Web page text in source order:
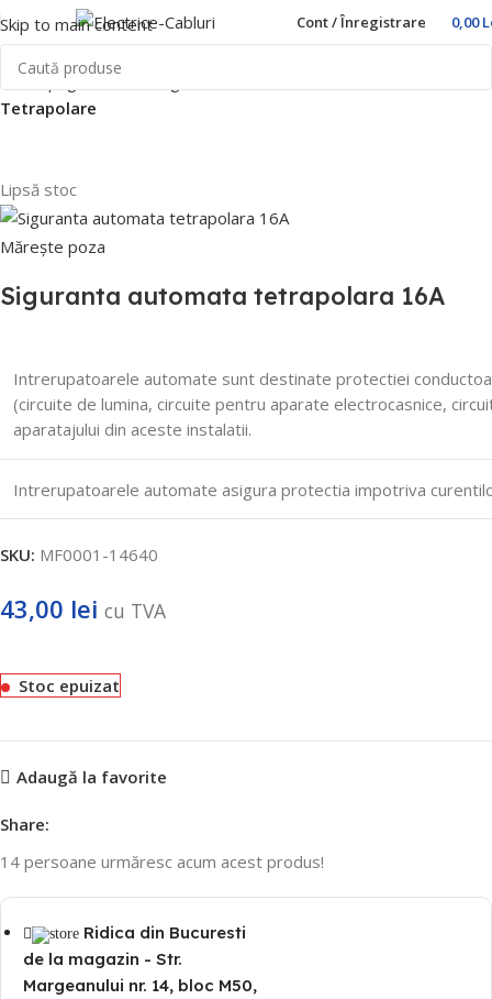
Skip to main content Cont / Înregistrare 0,00
Prima pagină
Tetrapolare
Lipsă stoc
Mărește poza
Siguranta automata tetrapolara 16A
Intrerupatoarele automate sunt destinate protectiei
(circuite de lumina, circuite pentru aparate electrocasnice,
aparatajului din aceste instalatii.
Intrerupatoarele automate asigura protectia impotriva
SKU: MF0001-14640
43,00 lei cu TVA
Stoc epuizat
Adaugă la favorite
Share:
14 persoane urmăresc acum acest produs!
Ridica din Bucuresti
de la magazin - Str.
Margeanului nr. 14, bloc M50,